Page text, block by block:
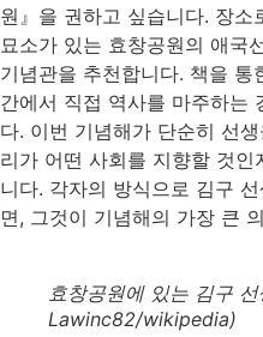
원』을 권하고 싶습니다. 장소
묘소가 있는 효창공원의 애국
기념관을 추천합니다. 책을
간에서 직접 역사를 마주하는
다. 이번 기념해가 단순히 선
리가 어떤 사회를 지향할 것
니다. 각자의 방식으로 김구
면, 그것이 기념해의 가장 큰
효창공원에 있는 김구
Lawinc82/wikipedia)